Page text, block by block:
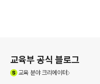
교육부 공식 블로그
교육분야 크리에이터